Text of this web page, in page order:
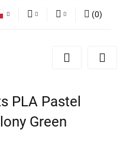
Zarejestruj się
(0)
PLA Pastel
Green